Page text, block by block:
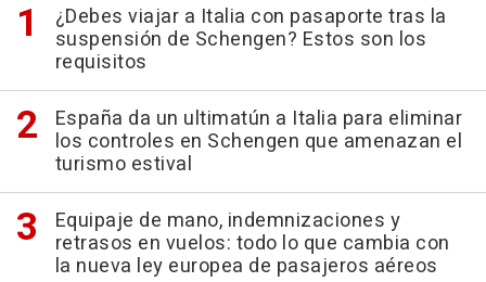
¿Debes viajar a Italia con pasaporte tras la
suspensión de Schengen? Estos son los
requisitos
España da un ultimatún a Italia para eliminar
los controles en Schengen que amenazan el
turismo estival
Equipaje de mano, indemnizaciones y
retrasos en vuelos: todo lo que cambia con
la nueva ley europea de pasajeros aéreos